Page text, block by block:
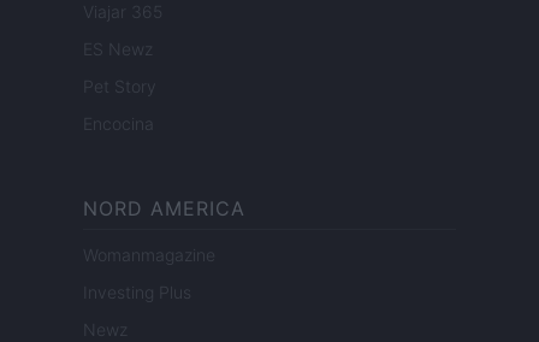
Viajar 365
ES Newz
Pet Story
Encocina
NORD AMERICA
Womanmagazine
Investing Plus
Newz